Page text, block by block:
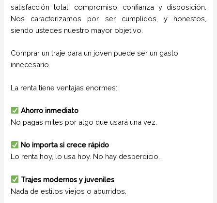
satisfacción total, compromiso, confianza y disposición.
Nos caracterizamos por ser cumplidos, y honestos,
siendo ustedes nuestro mayor objetivo.
Comprar un traje para un joven puede ser un gasto
innecesario.
La renta tiene ventajas enormes:
Ahorro inmediato
No pagas miles por algo que usará una vez.
No importa si crece rápido
Lo renta hoy, lo usa hoy. No hay desperdicio.
Trajes modernos y juveniles
Nada de estilos viejos o aburridos.